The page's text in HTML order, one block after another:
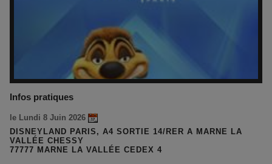
Infos pratiques
le Lundi 8 Juin 2026
DISNEYLAND PARIS, A4 SORTIE 14/RER A MARNE LA
VALLÉE CHESSY
77777 MARNE LA VALLÉE CEDEX 4